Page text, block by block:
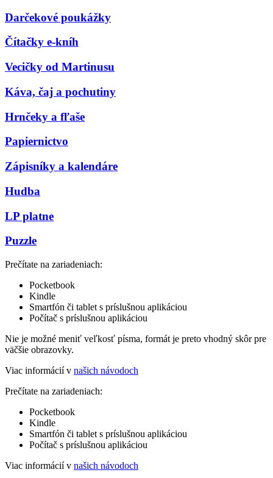
Darčekové poukážky
Čítačky e-kníh
Vecičky od Martinusu
Káva, čaj a pochutiny
Hrnčeky a fľaše
Papiernictvo
Zápisníky a kalendáre
Hudba
LP platne
Puzzle
Prečítate na zariadeniach:
Pocketbook
Kindle
Smartfón či tablet s príslušnou aplikáciou
Počítač s príslušnou aplikáciou
Nie je možné meniť veľkosť písma, formát je preto vhodný skôr pre
väčšie obrazovky.
Viac informácií v našich návodoch
Prečítate na zariadeniach:
Pocketbook
Kindle
Smartfón či tablet s príslušnou aplikáciou
Počítač s príslušnou aplikáciou
Viac informácií v našich návodoch